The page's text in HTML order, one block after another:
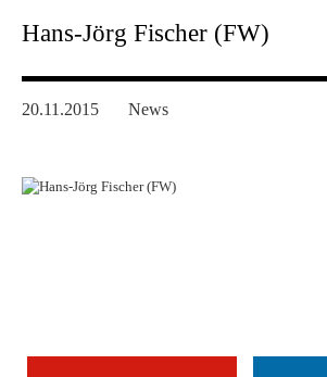
Hans-Jörg Fischer (FW)
20.11.2015 News